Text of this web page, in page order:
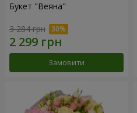
Букет "Веяна"
3 284 грн
Замовити